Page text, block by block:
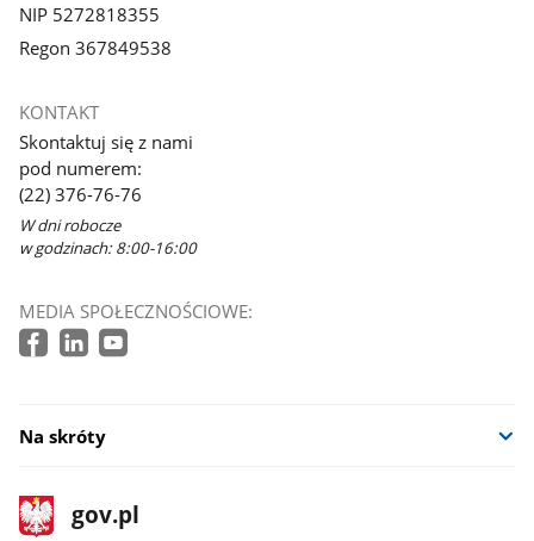
NIP 5272818355
Regon 367849538
KONTAKT
Skontaktuj się z nami
pod numerem:
(22) 376-76-76
W dni robocze
w godzinach: 8:00-16:00
MEDIA SPOŁECZNOŚCIOWE:
Na skróty
stopka
gov.pl
Strona
gov.pl